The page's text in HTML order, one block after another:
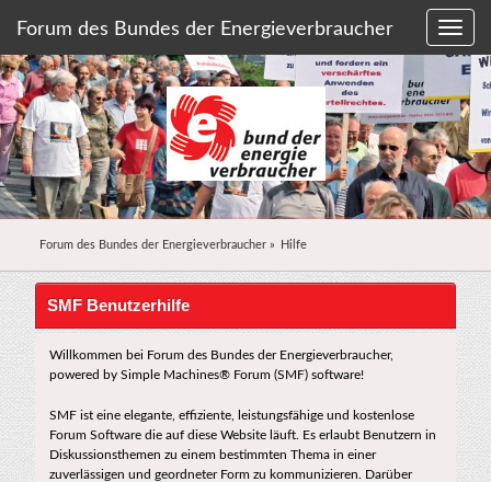
Forum des Bundes der Energieverbraucher
Forum des Bundes der Energieverbraucher» Hilfe
SMF Benutzerhilfe
Willkommen bei Forum des Bundes der Energieverbraucher,
powered by Simple Machines® Forum (SMF) software!
SMF ist eine elegante, effiziente, leistungsfähige und kostenlose
Forum Software die auf diese Website läuft. Es erlaubt Benutzern in
Diskussionsthemen zu einem bestimmten Thema in einer
zuverlässigen und geordneter Form zu kommunizieren. Darüber